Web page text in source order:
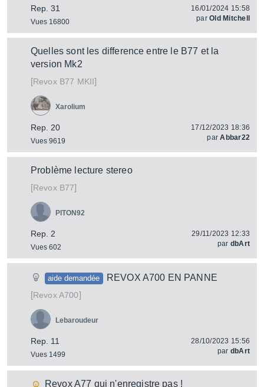
Rep. 31
Vues 16800
16/01/2024 15:58
parOld Mitchell
Quelles sont les difference entre le B77 et la
version Mk2
[RevoxB77 MKII]
Rep. 20
Vues 9619
Xarolium
17/12/2023 18:36
parAbbar22
Problème lecture stereo
[RevoxB77]
Rep. 2
Vues 602
PITON92
29/11/2023 12:33
par dbArt
aide demandée
REVOX A700 EN PANNE
[RevoxA700]
Rep. 11
Vues 1499
Lebaroudeur
28/10/2023 15:56
par dbArt
Revox A77 qui n'enregistre pas !